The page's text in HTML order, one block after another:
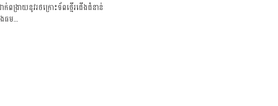
រាយនូវរថក្រោះទ័ពថ្មើរជើងជំនាន់
ធម...